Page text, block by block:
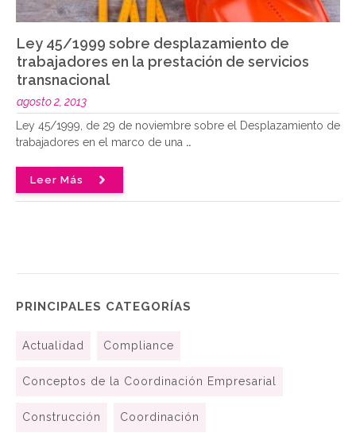
Ley 45/1999 sobre desplazamiento de
trabajadores en la prestación de servicios
transnacional
agosto 2, 2013
Ley 45/1999, de 29 de noviembre sobre el Desplazamiento de
trabajadores en el marco de una ..
Leer Más
PRINCIPALES CATEGORÍAS
Actualidad Compliance
Conceptos de la Coordinación Empresarial
Construcción Coordinación